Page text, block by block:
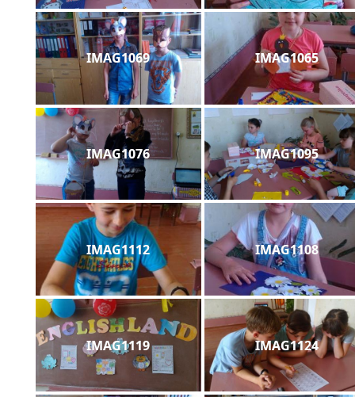
IMAG1069 IMAG1065
IMAG1076 IMAG1095
IMAG1112 IMAG1108
IMAG1119 IMAG1124